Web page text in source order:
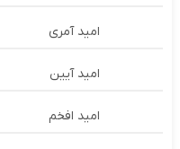
امید آمری
امید آیین
امید افخم